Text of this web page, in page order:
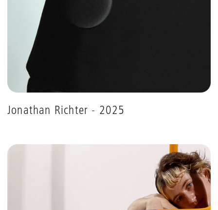
Jonathan Richter - 2025